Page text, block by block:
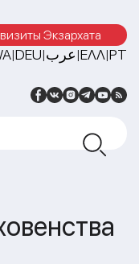
Экзархата
|DEU|عرب|ΕΛΛ|PT